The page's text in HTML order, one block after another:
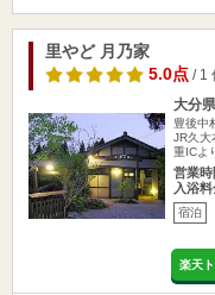
里やど 月乃家
5.0点/ 1
大分
豊後中
JR久大
重ICよ
営業時
入浴料
宿泊
楽天